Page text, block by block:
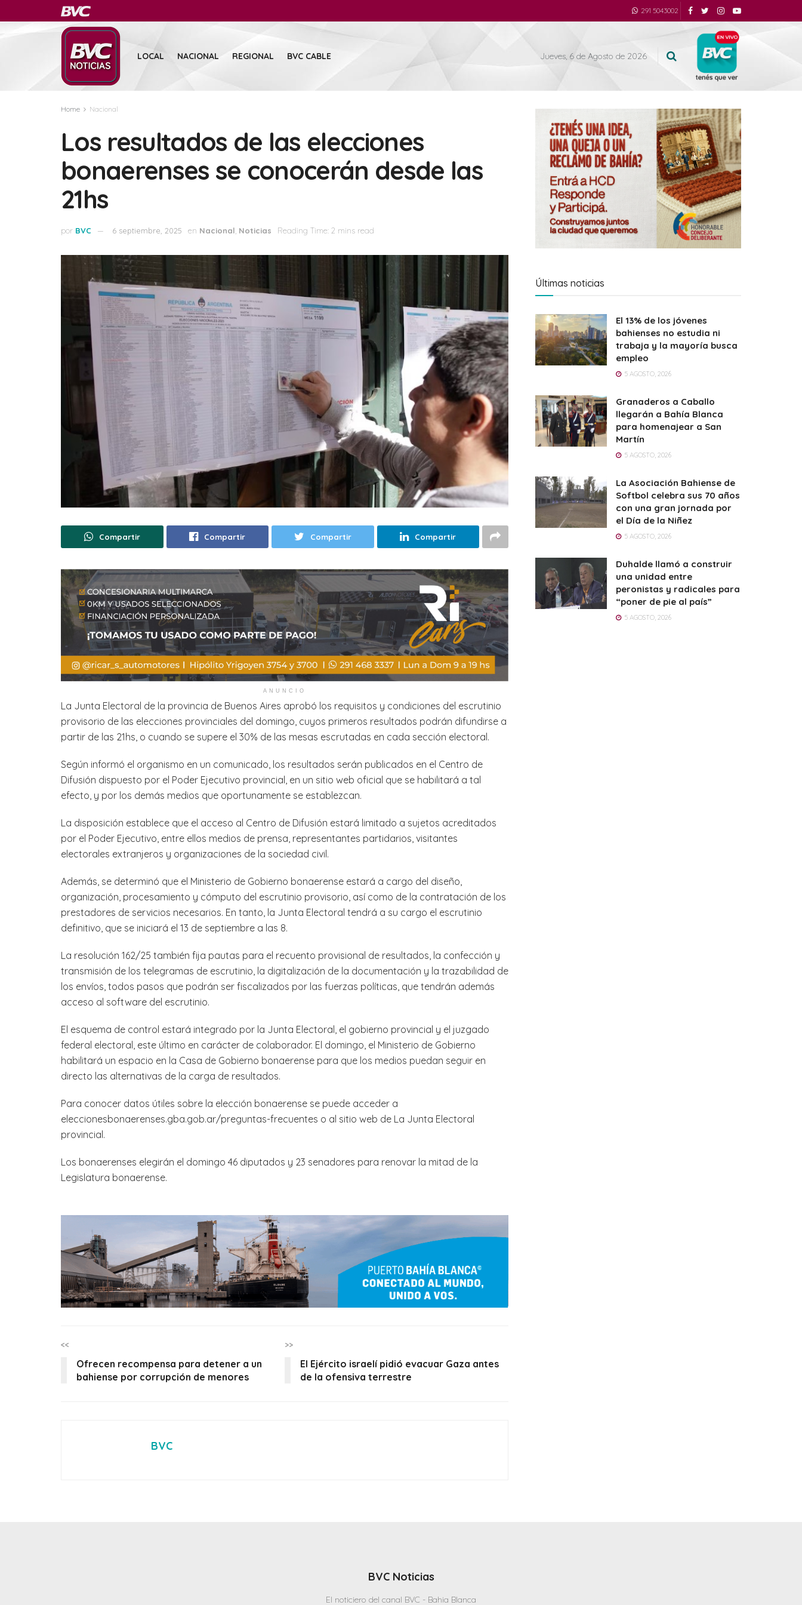
291 5043002
LOCAL NACIONAL REGIONAL BVC CABLE Jueves, 6 de Agosto de 2026
Home Nacional
Los resultados de las elecciones
bonaerenses se conocerán desde las
21hs
por BVC 6 septiembre, 2025 en Nacional Noticias Reading Time: 2 mins read
Compartir Compartir Compartir Compartir
ANUNCIO
La Junta Electoral de la provincia de Buenos Aires aprobó los requisitos y condiciones del escrutinio
provisorio de las elecciones provinciales del domingo, cuyos primeros resultados podrán difundirse a
partir de las 21hs, o cuando se supere el 30% de las mesas escrutadas en cada sección electoral.
Según informó el organismo en un comunicado, los resultados serán publicados en el Centro de
Difusión dispuesto por el Poder Ejecutivo provincial, en un sitio web oficial que se habilitará a tal
efecto, y por los demás medios que oportunamente se establezcan.
La disposición establece que el acceso al Centro de Difusión estará limitado a sujetos acreditados
por el Poder Ejecutivo, entre ellos medios de prensa, representantes partidarios, visitantes
electorales extranjeros y organizaciones de la sociedad civil.
Además, se determinó que el Ministerio de Gobierno bonaerense estará a cargo del diseño,
organización, procesamiento y cómputo del escrutinio provisorio, así como de la contratación de los
prestadores de servicios necesarios. En tanto, la Junta Electoral tendrá a su cargo el escrutinio
definitivo, que se iniciará el 13 de septiembre a las 8.
La resolución 162/25 también fija pautas para el recuento provisional de resultados, la confección y
transmisión de los telegramas de escrutinio, la digitalización de la documentación y la trazabilidad de
los envíos, todos pasos que podrán ser fiscalizados por las fuerzas políticas, que tendrán además
acceso al software del escrutinio.
El esquema de control estará integrado por la Junta Electoral, el gobierno provincial y el juzgado
federal electoral, este último en carácter de colaborador. El domingo, el Ministerio de Gobierno
habilitará un espacio en la Casa de Gobierno bonaerense para que los medios puedan seguir en
directo las alternativas de la carga de resultados.
Para conocer datos útiles sobre la elección bonaerense se puede acceder a
eleccionesbonaerenses.gba.gob.ar/preguntas-frecuentes o al sitio web de La Junta Electoral
provincial.
Los bonaerenses elegirán el domingo 46 diputados y 23 senadores para renovar la mitad de la
Legislatura bonaerense.
<<
Ofrecen recompensa para detener a un
bahiense por corrupción de menores
>>
El Ejército israelí pidió evacuar Gaza antes
de la ofensiva terrestre
BVC
Últimas noticias
El 13% de los jóvenes
bahienses no estudia ni
trabaja y la mayoría busca
empleo
5 AGOSTO, 2026
Granaderos a Caballo
llegarán a Bahía Blanca
para homenajear a San
Martín
5 AGOSTO, 2026
La Asociación Bahiense de
Softbol celebra sus 70 años
con una gran jornada por
el Día de la Niñez
5 AGOSTO, 2026
Duhalde llamó a construir
una unidad entre
peronistas y radicales para
“poner de pie al país”
5 AGOSTO, 2026
BVC Noticias
El noticiero del canal BVC - Bahia Blanca